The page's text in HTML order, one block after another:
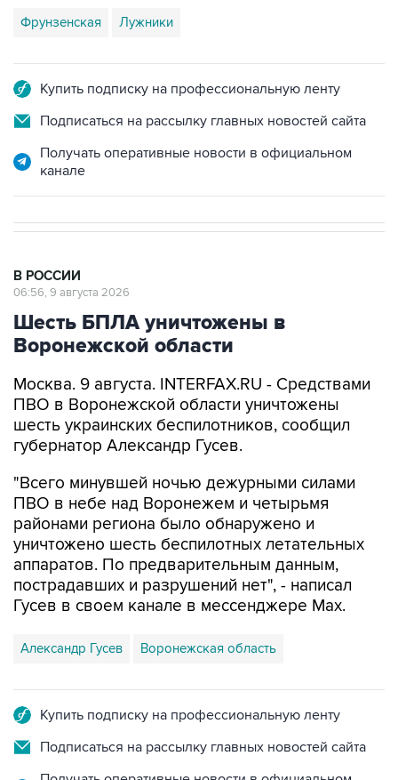
Подписаться на рассылку главных новостей сайта
Получать оперативные новости в официальном
Шесть БПЛА уничтожены в
Воронежской области
Москва. 9 августа. INTERFAX.RU - Средствами
шесть украинских беспилотников, сообщил
губернатор Александр Гусев.
"Всего минувшей ночью дежурными силами
районами региона было обнаружено и
уничтожено шесть беспилотных летательных
аппаратов. По предварительным данным,
пострадавших и разрушений нет", - написал
Гусев в своем канале в мессенджере Max.
Александр Гусев Воронежская область
Подписаться на рассылку главных новостей сайта
Получать оперативные новости в официальном